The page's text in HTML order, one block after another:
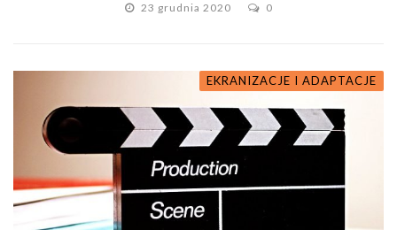
23 grudnia 2020
0
EKRANIZACJE I ADAPTACJE